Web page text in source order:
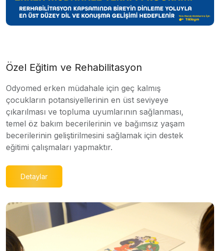
Özel Eğitim ve Rehabilitasyon
Odyomed erken müdahale için geç kalmış
çocukların potansiyellerinin en üst seviyeye
çıkarılması ve topluma uyumlarının sağlanması,
temel öz bakım becerilerinin ve bağımsız yaşam
becerilerinin geliştirilmesini sağlamak için destek
eğitimi çalışmaları yapmaktır.
Detaylar